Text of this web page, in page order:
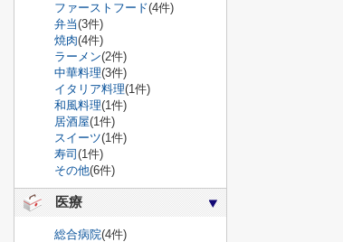
ファーストフード(4件)
弁当(3件)
焼肉(4件)
ラーメン(2件)
中華料理(3件)
イタリア料理(1件)
和風料理(1件)
居酒屋(1件)
スイーツ(1件)
寿司 (1件)
その他(6件)
医療
総合病院(4件)